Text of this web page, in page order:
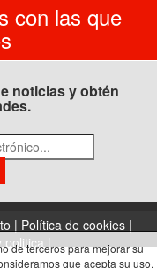
con las que
noticias y obtén
| Política de cookies |
politica |
de terceros para mejorar su
que acepta su uso.